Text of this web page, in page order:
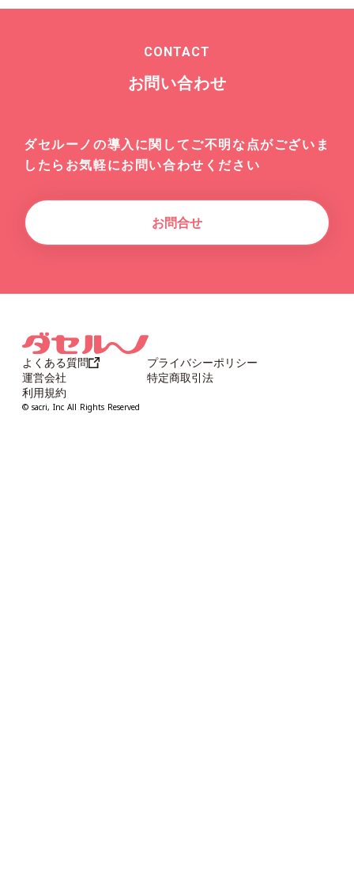
CONTACT
お問い合わせ
ダセルーノの導入に関してご不明な点がございま
したらお気軽にお問い合わせください
お問合せ
よくある質問
運営会社
利用規約
プライバシーポリシー
特定商取引法
©︎ sacri, Inc All Rights Reserved